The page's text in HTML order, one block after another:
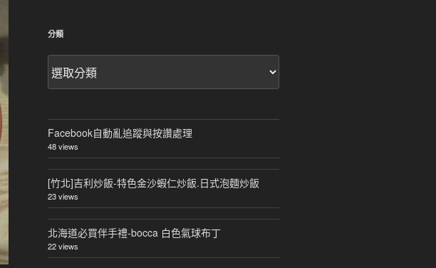
分類
類
Facebook自動亂追蹤與按讚處理
48 views
[竹北]吉利炒飯-特色金沙蝦仁炒飯.日式泡麵炒飯
23 views
北海道必買伴手禮-bocca 白色氣球布丁
22 views